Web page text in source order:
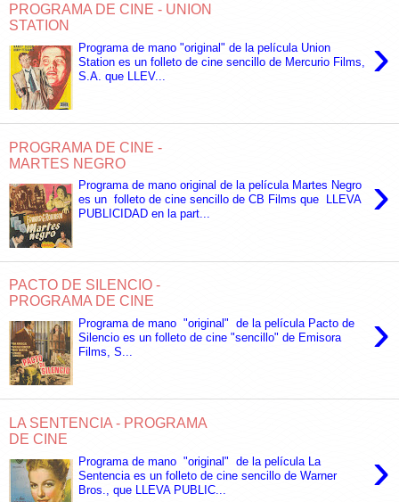
PROGRAMA DE CINE - UNION
STATION
›
Programa de mano "original" de la película Union
Station es un folleto de cine sencillo de Mercurio Films,
S.A. que LLEV...
PROGRAMA DE CINE -
MARTES NEGRO
›
Programa de mano original de la película Martes Negro
es un folleto de cine sencillo de CB Films que LLEVA
PUBLICIDAD en la part...
PACTO DE SILENCIO -
PROGRAMA DE CINE
›
Programa de mano "original" de la película Pacto de
Silencio es un folleto de cine "sencillo" de Emisora
Films, S...
LA SENTENCIA - PROGRAMA
DE CINE
›
Programa de mano "original" de la película La
Sentencia es un folleto de cine sencillo de Warner
Bros., que LLEVA PUBLIC...